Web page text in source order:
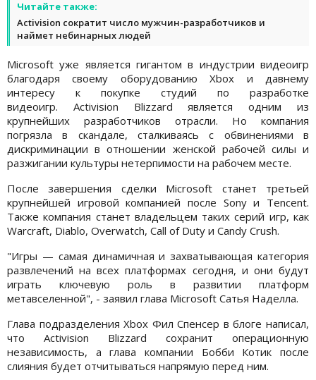
Читайте также:
Activision сократит число мужчин-разработчиков и
наймет небинарных людей
Microsoft уже является гигантом в индустрии видеоигр
благодаря своему оборудованию Xbox и давнему
интересу к покупке студий по разработке
видеоигр. Activision Blizzard является одним из
крупнейших разработчиков отрасли. Но компания
погрязла в скандале, сталкиваясь с обвинениями в
дискриминации в отношении женской рабочей силы и
разжигании культуры нетерпимости на рабочем месте.
После завершения сделки Microsoft станет третьей
крупнейшей игровой компанией после Sony и Tencent.
Также компания станет владельцем таких серий игр, как
Warcraft, Diablo, Overwatch, Call of Duty и Candy Crush.
"Игры — самая динамичная и захватывающая категория
развлечений на всех платформах сегодня, и они будут
играть ключевую роль в развитии платформ
метавселенной", - заявил глава Microsoft Сатья Наделла.
Глава подразделения Xbox Фил Спенсер в блоге написал,
что Activision Blizzard сохранит операционную
независимость, а глава компании Бобби Котик после
слияния будет отчитываться напрямую перед ним.